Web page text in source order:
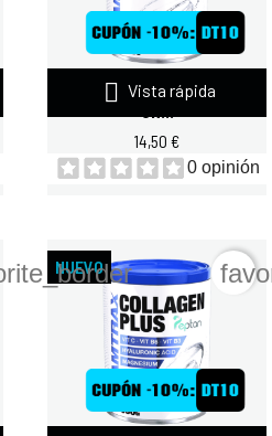
 Vista rápida
QUAMTRAX COLLAGEN 300
14,50 €
0 opinión
NUEVO